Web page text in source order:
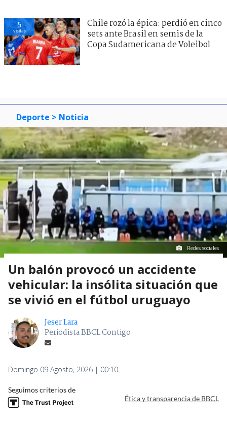
5
visitas
Chile rozó la épica: perdió en cinco
sets ante Brasil en semis de la
Copa Sudamericana de Voleibol
Deporte > Noticia
Redes sociales
Un balón provocó un accidente
vehicular: la insólita situación que
se vivió en el fútbol uruguayo
Jeser Lara
Periodista BBCL Contigo
Domingo 09 Agosto, 2026 | 00:10
Seguimos criterios de
Ética y transparencia de BBCL